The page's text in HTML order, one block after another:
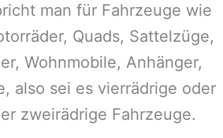
man für Fahrzeuge wie
Quads, Sattelzüge,
Wohnmobile, Anhänger,
also sei es vierrädrige oder
zweirädrige Fahrzeuge.